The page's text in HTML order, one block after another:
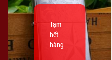
Tạm
hết
hàng